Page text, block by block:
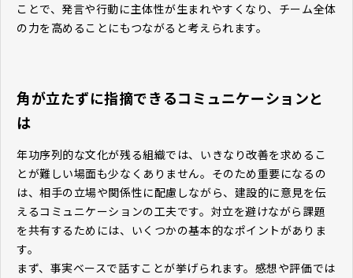
ことで、発言や行動に主体性が生まれやすくなり、チーム全体
の力を高めることにもつながると考えられます。
角が立たずに指摘できるコミュニケーションと
は
年功序列的な文化が残る組織では、いきなり改善を求めるこ
とが難しい場面も少なくありません。そのため重要になるの
は、相手の立場や関係性に配慮しながら、建設的に意見を伝
えるコミュニケーションの工夫です。対立を避けながら課題
を共有するためには、いくつかの基本的なポイントがありま
す。
まず、事実ベースで話すことが挙げられます。感想や評価では